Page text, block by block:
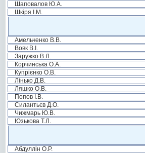
Шаповалов Ю.А.
Шкіря І.М.
Амельченко В.В.
Вовк В.І.
Заружко В.Л.
Корчинська О.А.
Купрієнко О.В.
Лінько Д.В.
Ляшко О.В.
Попов І.В.
Силантьєв Д.О.
Чижмарь Ю.В.
Юзькова Т.Л.
Абдуллін О.Р.